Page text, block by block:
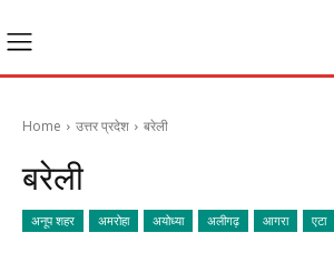
Home उत्तर प्रदेश बरेली
बरेली
अनूप शहर अमरोहा अयोध्या अलीगढ़ आगरा एटा